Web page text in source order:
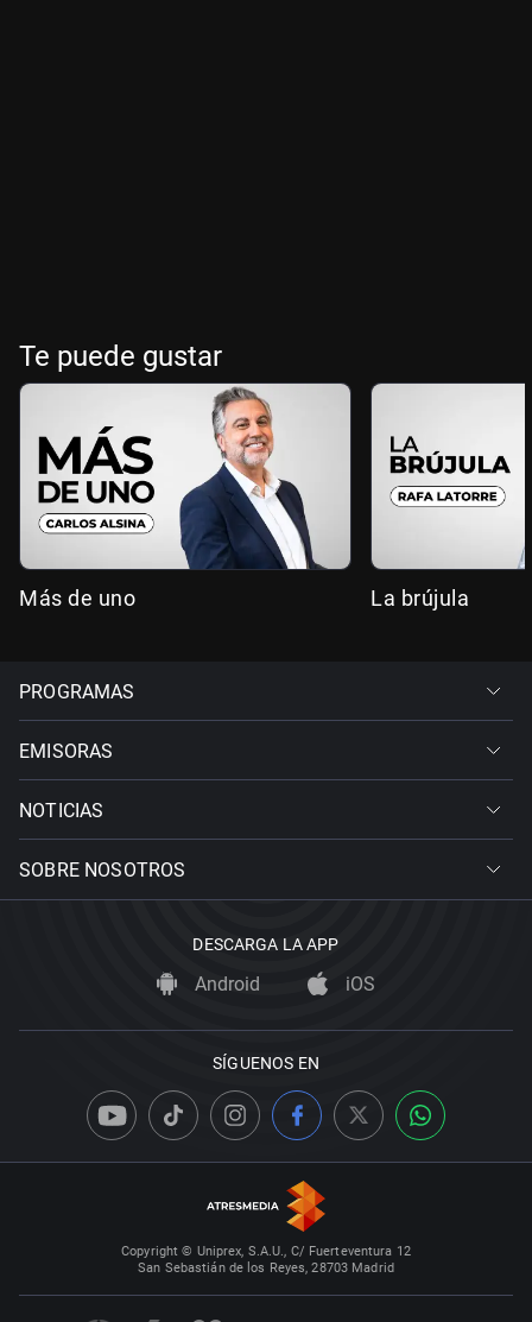
Te puede gustar
Más de uno La brújula
PROGRAMAS
EMISORAS
NOTICIAS
SOBRE NOSOTROS
DESCARGA LA APP
Android iOS
SÍGUENOS EN
Copyright © Uniprex, S.A.U., C/ Fuerteventura 12
San Sebastián de los Reyes, 28703 Madrid